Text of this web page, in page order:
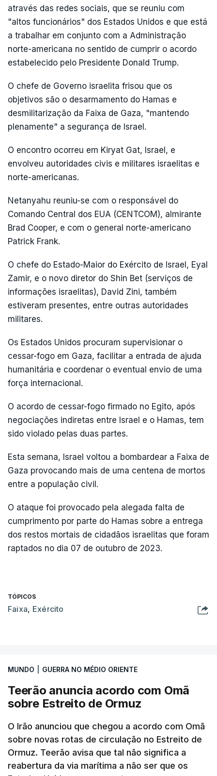
através das redes sociais, que se reuniu com
"altos funcionários" dos Estados Unidos e que está
a trabalhar em conjunto com a Administração
norte-americana no sentido de cumprir o acordo
estabelecido pelo Presidente Donald Trump.
O chefe de Governo israelita frisou que os
objetivos são o desarmamento do Hamas e
desmilitarização da Faixa de Gaza, "mantendo
plenamente" a segurança de Israel.
O encontro ocorreu em Kiryat Gat, Israel, e
envolveu autoridades civis e militares israelitas e
norte-americanas.
Netanyahu reuniu-se com o responsável do
Comando Central dos EUA (CENTCOM), almirante
Brad Cooper, e com o general norte-americano
Patrick Frank.
O chefe do Estado-Maior do Exército de Israel, Eyal
Zamir, e o novo diretor do Shin Bet (serviços de
informações israelitas), David Zini, também
estiveram presentes, entre outras autoridades
militares.
Os Estados Unidos procuram supervisionar o
cessar-fogo em Gaza, facilitar a entrada de ajuda
humanitária e coordenar o eventual envio de uma
força internacional.
O acordo de cessar-fogo firmado no Egito, após
negociações indiretas entre Israel e o Hamas, tem
sido violado pelas duas partes.
Esta semana, Israel voltou a bombardear a Faixa de
Gaza provocando mais de uma centena de mortos
entre a população civil.
O ataque foi provocado pela alegada falta de
cumprimento por parte do Hamas sobre a entrega
dos restos mortais de cidadãos israelitas que foram
raptados no dia 07 de outubro de 2023.
TÓPICOS
Faixa, Exército
MUNDO GUERRA NO MÉDIO ORIENTE
Teerão anuncia acordo com Omã
sobre Estreito de Ormuz
O Irão anunciou que chegou a acordo com Omã
sobre novas rotas de circulação no Estreito de
Ormuz. Teerão avisa que tal não significa a
reabertura da via marítima a não ser que os